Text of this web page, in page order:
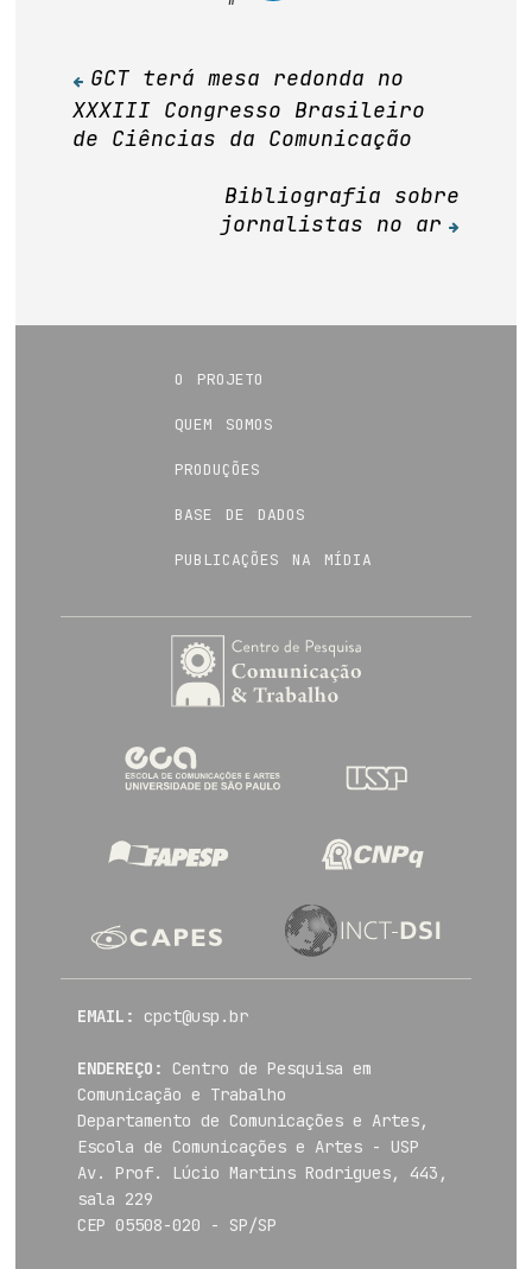
Navegação
de
GCT terá mesa redonda no
XXXIII Congresso Brasileiro
de Ciências da Comunicação
Bibliografia sobre
jornalistas no ar
o projeto
quem somos
produções
base de dados
publicações na mídia
EMAIL: cpct@usp.br
ENDEREÇO:
Centro de Pesquisa em
Comunicação e Trabalho
Departamento de Comunicações e Artes,
Escola de Comunicações e Artes - USP
Av. Prof. Lúcio Martins Rodrigues, 443,
sala 229
CEP 05508-020 - SP/SP